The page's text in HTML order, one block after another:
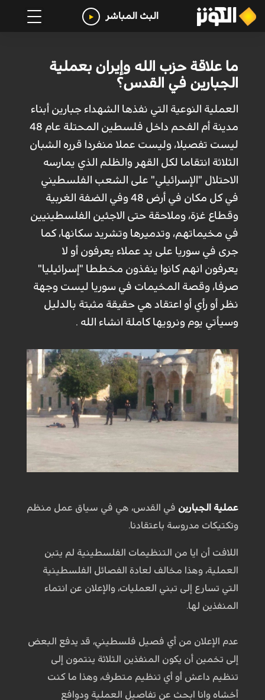
البث المباشر
ما علاقة حزب الله وإيران بعملية
الجبارين في القدس؟
العملية النوعية التي نفذها الشهداء جبارين أبناء
مدينة أم الفحم داخل فلسطين المحتلة عام 48
ليست تفصيلا، وليست عملا منفردا قرره الشبان
الثلاثة انتقاما لكل القهر والظلم الذي يمارسه
الاحتلال "الإسرائيلي" على الشعب الفلسطيني
في كل مكان في أرض 48 وفي الضفة الغربية
وقطاع غزة، وملاحقة حتى الاجئين الفلسطينيين
في مخيماتهم، وتدميرها وتشريد سكانها، كما
جرى في سوريا على يد عملاء يعرفون أو لا
يعرفون انهم كانوا ينفذون مخططا "إسرائيليا"
صرفا، وقصة المخيمات في سوريا ليست وجهة
نظر أو رأي أو اعتقاد هي حقيقة مثبتة بالدليل
وسيأتي يوم ونرويها كاملة انشاء الله .
عملية الجبارين في القدس، هي في سياق عمل منظم
وتكتيكات مدروسة باعتقادنا.
اللافت أن ايا من التنظيمات الفلسطينية لم يتبن
العملية، وهذا مخالف لعادة الفصائل الفلسطينية
التي تسارع إلى تبني العمليات، والإعلان عن انتماء
المنفذين لها.
عدم الإعلان من أي فصيل فلسطيني، قد يدفع البعض
إلى تخمين أن يكون المنفذين الثلاثة ينتمون إلى
تنظيم داعش أو أي تنظيم متطرف، وهذا ما كنت
أخشاه وانا ابحث عن تفاصيل العملية ودوافع